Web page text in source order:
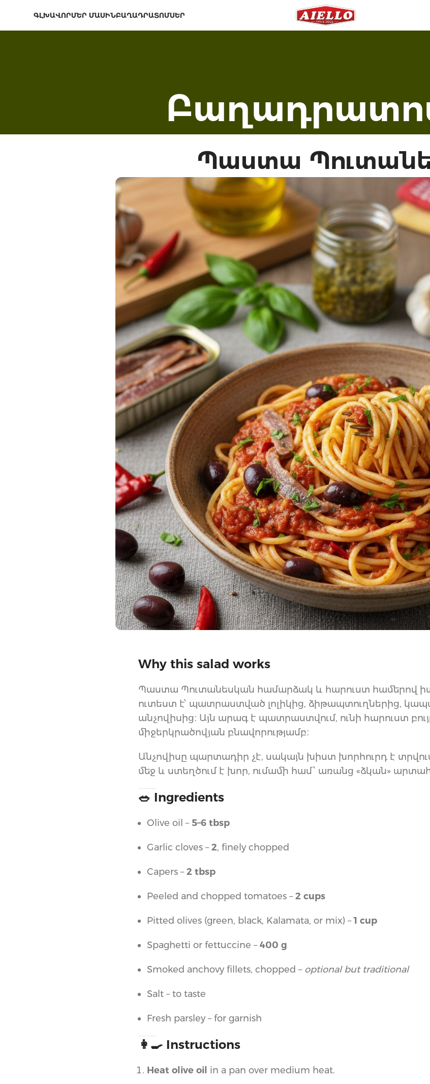
ԳԼԽԱՎՈՐՄԵՐ ՄԱՍԻՆԲԱՂԱԴՐԱՏՈՄՍԵՐ
Պաստա
Why this salad works
Պաստա Պուտանեսկան համարձակ և հարուստ համերով
ուտեստ է՝ պատրաստված լոլիկից, ձիթապտուղներից,
անչովիսից։ Այն արագ է պատրաստվում, ունի հարուստ
միջերկրածովյան բնավորությամբ։
Անչովիսը պարտադիր չէ, սակայն խիստ խորհուրդ է
մեջ և ստեղծում է խոր, ումամի համ՝ առանց «ձկան»
🥗 Ingredients
Olive oil – 5–6 tbsp
Garlic cloves –2, finely chopped
Capers –2 tbsp
Peeled and chopped tomatoes –2 cups
Pitted olives (green, black, Kalamata, or mix) –1 cup
Spaghetti or fettuccine –400 g
Smoked anchovy fillets, chopped – optional but traditional
Salt – to taste
Fresh parsley – for garnish
👩‍🍳 Instructions
Heat olive oil in a pan over medium heat.